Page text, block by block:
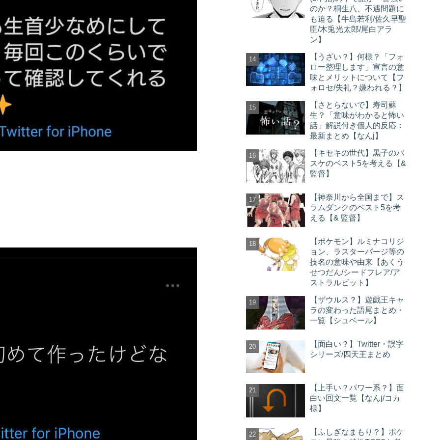
のか？桐生八、不遇問題に
も迫る【牛島若利/佐久早聖
臣/木兎光太郎/尾白アラ
ン】
【うざい？】何様？「フォ
ロー整理します」宣言の意
味とメリットについて【フ
ォロセ/失礼？嫌われる？】
【さとらないで】寿司蘇
生？「意味がわかると怖い
話」解説付き個人的反応：
最新まとめ【なんj】
【キセキの世代】黒子のバ
スケのベスト5を考える【&
監督】
【神奈川から全国まで】ス
ラムダンクのベスト5を考
える【& 監督】
【ポケモン】ルミナコリジ
ョン、ラスターパージ等の
技名の意味や由来【あくう
せつだん/シードフレア/ア
ストラルビット】
【ザウルス？】遊戯王キャ
ラの変わった語尾まとめ・
一覧【シュベール】
【面白い？】Twitter・誤字
シリーズ/四天王まとめ
【上手い？パワー系？】面
白い回文一覧【なんj/コカ
様】
【ふしぎなまもり？】ポケ